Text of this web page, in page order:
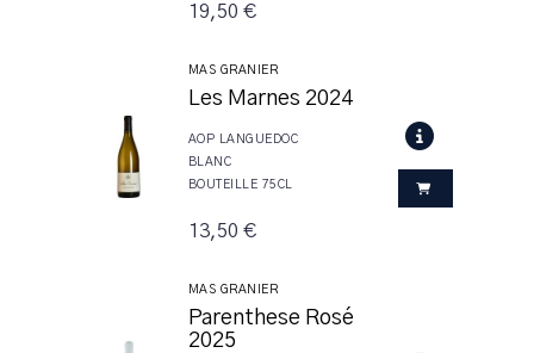
19,50 €
MAS GRANIER
Les Marnes 2024
AOP LANGUEDOC
BLANC
BOUTEILLE 75CL
13,50 €
MAS GRANIER
Parenthese Rosé
2025